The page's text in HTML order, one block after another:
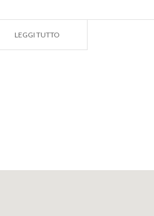
per l’ascensione al pizzo.
LEGGI TUTTO